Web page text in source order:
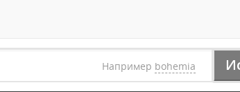
Например bohemia